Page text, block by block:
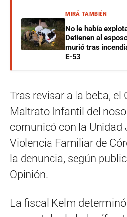
MIRÁ TAMBIÉN
No le había
Detienen al
murió tras
E-53
Tras revisar a la beba, el
Maltrato Infantil del
comunicó con la Unidad
Violencia Familiar de
la denuncia, según
Opinión.
La fiscal Kelm